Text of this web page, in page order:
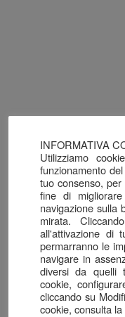
INFORMATIVA
Utilizziamo
funzionamento
tuo consenso,
fine di
navigazione sulla
mirata.
all'attivazione di
permarranno le
navigare in
diversi da quelli
cookie,
cliccando su
cookie, consulta